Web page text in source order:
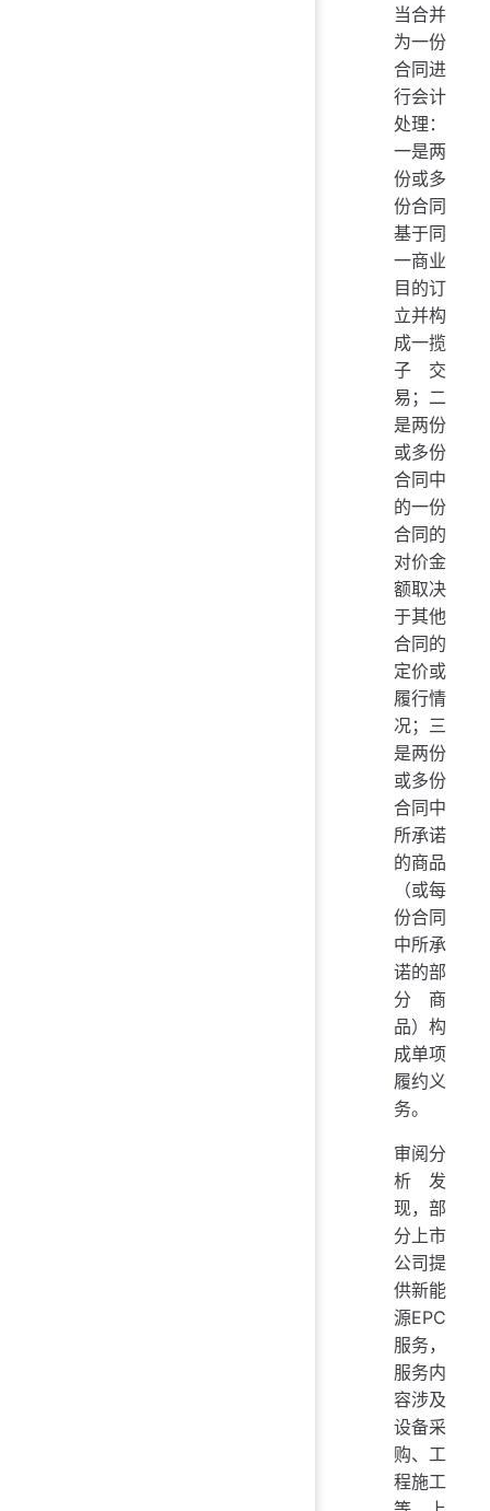
当合并
为一份
合同进
行会计
处理：
一是两
份或多
份合同
基于同
一商业
目的订
立并构
成一揽
子交
易；二
是两份
或多份
合同中
的一份
合同的
对价金
额取决
于其他
合同的
定价或
履行情
况；三
是两份
或多份
合同中
所承诺
的商品
（或每
份合同
中所承
诺的部
分商
品）构
成单项
履约义
务。
审阅分
析发
现，部
分上市
公司提
供新能
源EPC
服务，
服务内
容涉及
设备采
购、工
程施工